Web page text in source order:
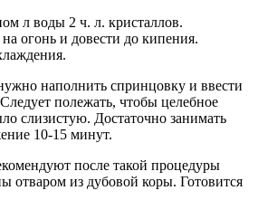
л воды 2 ч. л. кристаллов.
огонь и довести до кипения.
наполнить спринцовку и ввести
полежать, чтобы целебное
слизистую. Достаточно занимать
10-15 минут.
после такой процедуры
отваром из дубовой коры. Готовится